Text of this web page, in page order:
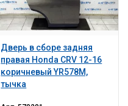
Дверь в сборе задняя
правая Honda CRV 12-16
коричневый YR578M,
тычка